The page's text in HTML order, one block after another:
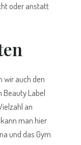
oder anstatt
wir auch den
Label
an
man hier
und das Gym